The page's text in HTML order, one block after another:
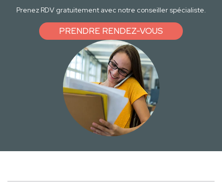
Prenez RDV gratuitement avec notre conseiller spécialiste.
PRENDRE RENDEZ-VOUS